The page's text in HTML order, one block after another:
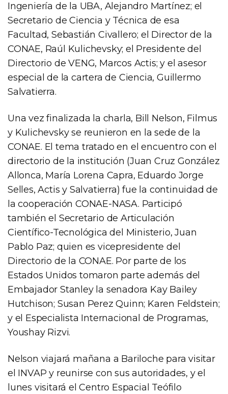
Ingeniería de la UBA, Alejandro Martínez; el
Secretario de Ciencia y Técnica de esa
Facultad, Sebastián Civallero; el Director de la
CONAE, Raúl Kulichevsky; el Presidente del
Directorio de VENG, Marcos Actis; y el asesor
especial de la cartera de Ciencia, Guillermo
Salvatierra.
Una vez finalizada la charla, Bill Nelson, Filmus
y Kulichevsky se reunieron en la sede de la
CONAE. El tema tratado en el encuentro con el
directorio de la institución (Juan Cruz González
Allonca, María Lorena Capra, Eduardo Jorge
Selles, Actis y Salvatierra) fue la continuidad de
la cooperación CONAE-NASA. Participó
también el Secretario de Articulación
Científico-Tecnológica del Ministerio, Juan
Pablo Paz; quien es vicepresidente del
Directorio de la CONAE. Por parte de los
Estados Unidos tomaron parte además del
Embajador Stanley la senadora Kay Bailey
Hutchison; Susan Perez Quinn; Karen Feldstein;
y el Especialista Internacional de Programas,
Youshay Rizvi.
Nelson viajará mañana a Bariloche para visitar
el INVAP y reunirse con sus autoridades, y el
lunes visitará el Centro Espacial Teófilo